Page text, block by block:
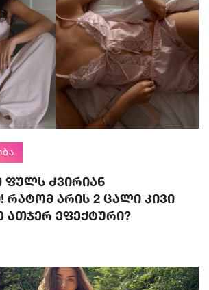
ფულს ძვირიან
რატომ არის 2 ცალი კივი
ათჯერ ეფექტური?